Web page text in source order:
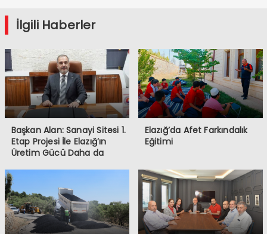
İlgili Haberler
Başkan Alan: Sanayi Sitesi 1.
Etap Projesi İle Elazığ’ın
Üretim Gücü Daha da
Elazığ’da Afet Farkındalık
Eğitimi